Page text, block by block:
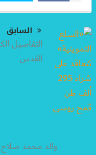
السابق
التفاصيل
القدس
والد محمد